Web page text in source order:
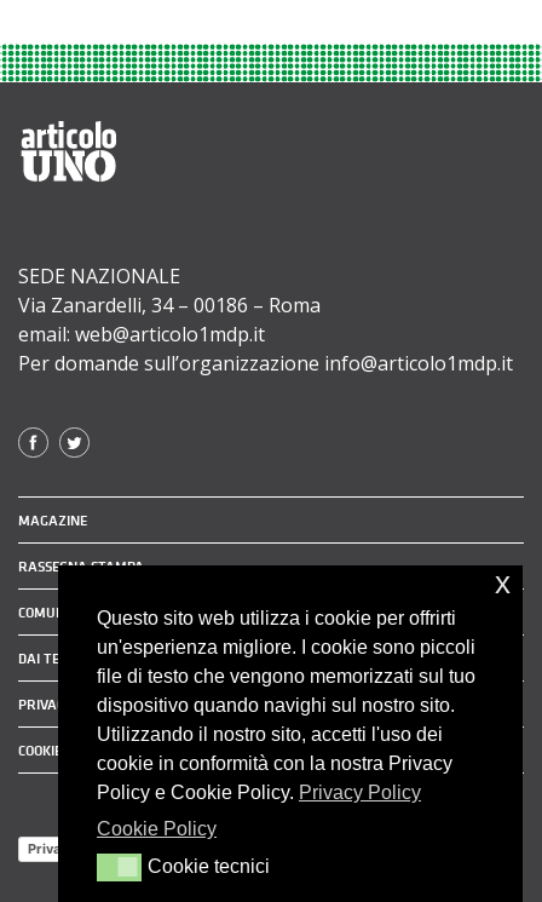
SEDE NAZIONALE
Via Zanardelli, 34 – 00186 – Roma
email: web@articolo1mdp.it
Per domande sull’organizzazione info@articolo1mdp.it
MAGAZINE
RASSEGNA STAMPA
COMUNICATI STAMPA
DAI TERRITORI
PRIVACY POLICY
COOKIE POLICY
Privacy Policy
Questo sito web utilizza i cookie per offrirti
un'esperienza migliore. I cookie sono piccoli
file di testo che vengono memorizzati sul tuo
dispositivo quando navighi sul nostro sito.
Utilizzando il nostro sito, accetti l'uso dei
cookie in conformità con la nostra Privacy
Policy e Cookie Policy. Privacy Policy
Cookie Policy
Cookie tecnici
Cookie tecnici
x